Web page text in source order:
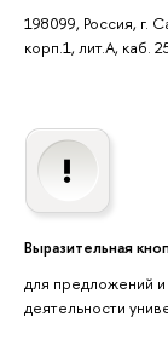
198099, Россия, г.
корп.1, лит.А, каб.
Выразительная
для предложений и
деятельности